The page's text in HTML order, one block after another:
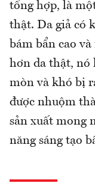
tổng hợp, là
thật. Da giả có
bám bẩn cao
hơn da thật, nó
mòn và khó bị
được nhuộm
sản xuất mong
năng sáng tạo